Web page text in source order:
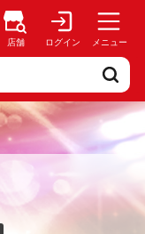
店舗 ログイン メニュー